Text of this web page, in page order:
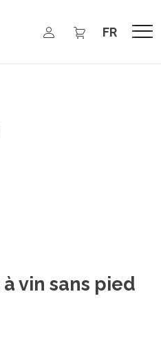
Select your
vin sans pied